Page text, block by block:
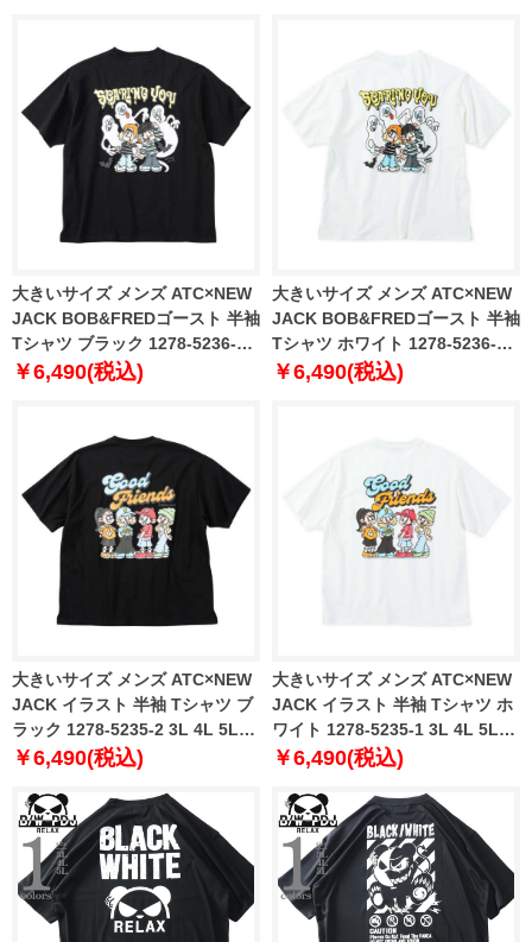
大きいサイズ メンズ ATC×NEW
JACK BOB&FREDゴースト 半袖
Tシャツ ブラック 1278-5236-2
3L 4L 5L 6L
￥6,490(税込)
大きいサイズ メンズ ATC×NEW
JACK BOB&FREDゴースト 半袖
Tシャツ ホワイト 1278-5236-1
3L 4L 5L 6L
￥6,490(税込)
大きいサイズ メンズ ATC×NEW
JACK イラスト 半袖 Tシャツ ブ
ラック 1278-5235-2 3L 4L 5L
6L
￥6,490(税込)
大きいサイズ メンズ ATC×NEW
JACK イラスト 半袖 Tシャツ ホ
ワイト 1278-5235-1 3L 4L 5L
6L
￥6,490(税込)